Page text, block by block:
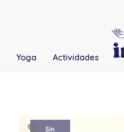
Yoga Actividades
Sin